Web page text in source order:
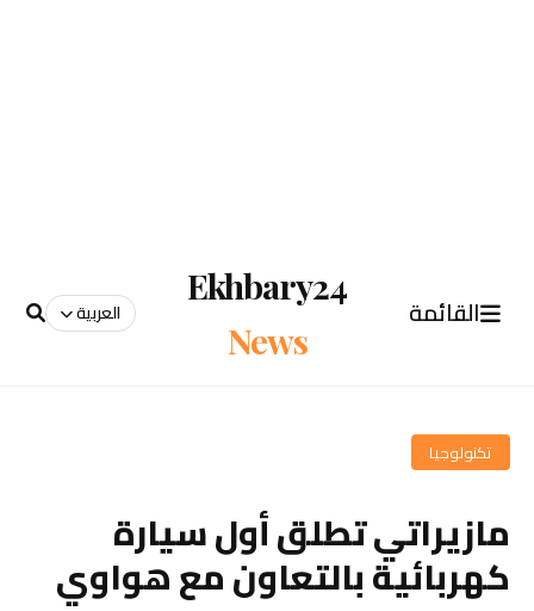
القائمة
Ekhbary24
News
العربية
تكنولوجيا
مازيراتي تطلق أول سيارة
كهربائية بالتعاون مع هواوي